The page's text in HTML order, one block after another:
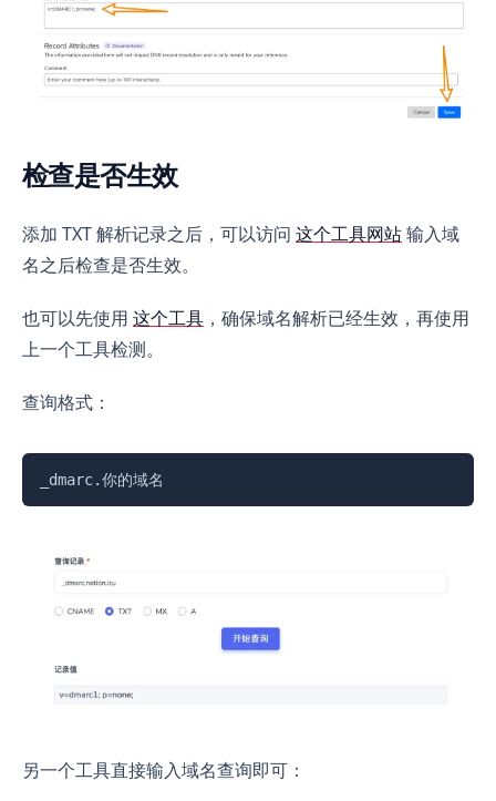
检查是否生效
添加 TXT 解析记录之后，可以访问 这个工具网站输入域
名之后检查是否生效。
也可以先使用 这个工具 ，确保域名解析已经生效，再使用
上一个工具检测。
查询格式：
_dmarc.你的域名
另一个工具直接输入域名查询即可：